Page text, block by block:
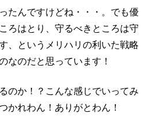
たんですけどね・・・。でも優
ろはとり、守るべきところは守
、というメリハリの利いた戦略
なのだと思っています！
のか！？こんな感じでいってみ
かれわん！ありがとわん！